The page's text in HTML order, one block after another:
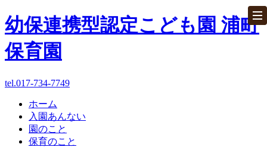
幼保連携型認定こども園 浦町
保育園
ホーム
パンフレット
tel.017-734-7749
ホーム
入園あんない
園のこと
保育のこと